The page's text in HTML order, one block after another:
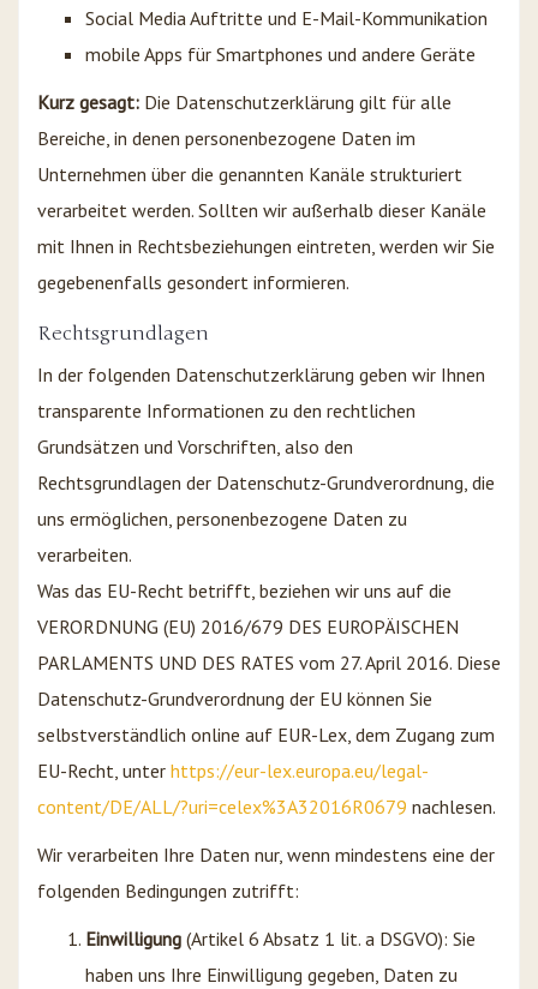
Social Media Auftritte und E-Mail-Kommunikation
mobile Apps für Smartphones und andere Geräte
Kurz gesagt: Die Datenschutzerklärung gilt für alle
Bereiche, in denen personenbezogene Daten im
Unternehmen über die genannten Kanäle strukturiert
verarbeitet werden. Sollten wir außerhalb dieser Kanäle
mit Ihnen in Rechtsbeziehungen eintreten, werden wir Sie
gegebenenfalls gesondert informieren.
Rechtsgrundlagen
In der folgenden Datenschutzerklärung geben wir Ihnen
transparente Informationen zu den rechtlichen
Grundsätzen und Vorschriften, also den
Rechtsgrundlagen der Datenschutz-Grundverordnung, die
uns ermöglichen, personenbezogene Daten zu
verarbeiten.
Was das EU-Recht betrifft, beziehen wir uns auf die
VERORDNUNG (EU) 2016/679 DES EUROPÄISCHEN
PARLAMENTS UND DES RATES vom 27. April 2016. Diese
Datenschutz-Grundverordnung der EU können Sie
selbstverständlich online auf EUR-Lex, dem Zugang zum
EU-Recht, unter https://eur-lex.europa.eu/legal-
content/DE/ALL/?uri=celex%3A32016R0679 nachlesen.
Wir verarbeiten Ihre Daten nur, wenn mindestens eine der
folgenden Bedingungen zutrifft:
Einwilligung (Artikel 6 Absatz 1 lit. a DSGVO): Sie
haben uns Ihre Einwilligung gegeben, Daten zu